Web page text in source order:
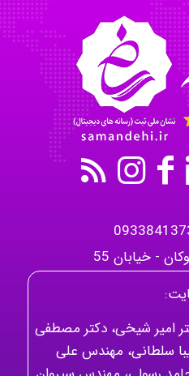
Omid
Mehrab
- خیابان 55
امیر شیخی، دکتر مصطفی
سلطانی، مهندس علی